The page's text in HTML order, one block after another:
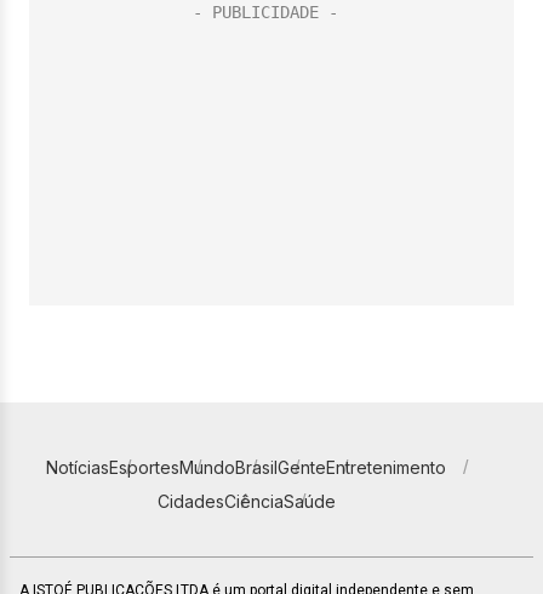
NotíciasEsportesMundoBrasilGenteEntretenimento
CidadesCiênciaSaúde
A ISTOÉ PUBLICAÇÕES LTDA é um portal digital independente e sem